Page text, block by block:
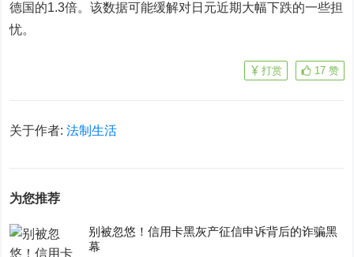
德国的1.3倍。该数据可能缓解对日元近期大幅下跌的一些担
忧。
17 赞
打赏
关于作者:法制生活
为您推荐
别被忽悠！信用卡黑灰产征信申诉背后的诈骗黑
幕